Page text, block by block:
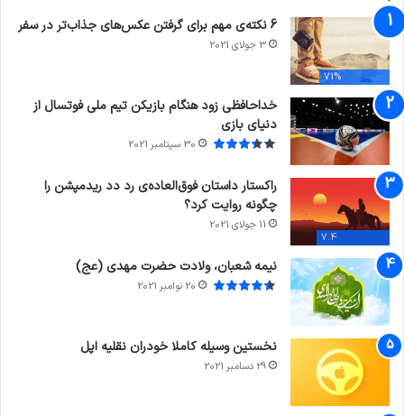
71%
6 نکته‌ی مهم برای گرفتن عکس‌های جذاب‌تر در سفر
3 جولای 2021
خداحافظی زود هنگام بازیکن تیم ملی فوتسال از
دنیای بازی
30 سپتامبر 2021
7.4
راکستار داستان فوق‌العاده‌ی رد دد ریدمپشن را
چگونه روایت کرد؟
11 جولای 2021
نیمه شعبان، ولادت حضرت مهدی (عج)
20 نوامبر 2021
نخستین وسیله کاملا خودران نقلیه اپل
29 دسامبر 2021